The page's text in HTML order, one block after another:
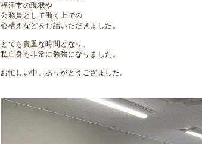
福津市の現状や
公務員として働く上での
心構えなどをお話いただきました。
とても貴重な時間となり、
私自身も非常に勉強になりました。
お忙しい中、ありがとうござました。